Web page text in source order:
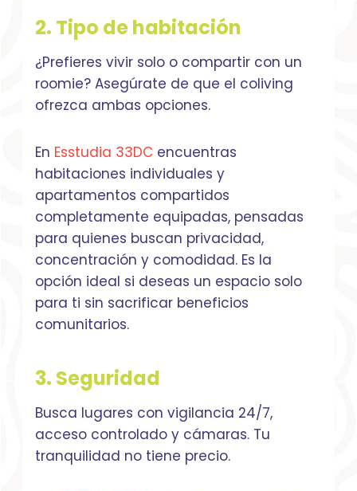
2. Tipo de habitación
¿Prefieres vivir solo o compartir con un
roomie? Asegúrate de que el coliving
ofrezca ambas opciones.
En Esstudia 33DC encuentras
habitaciones individuales y
apartamentos compartidos
completamente equipadas, pensadas
para quienes buscan privacidad,
concentración y comodidad. Es la
opción ideal si deseas un espacio solo
para ti sin sacrificar beneficios
comunitarios.
3. Seguridad
Busca lugares con vigilancia 24/7,
acceso controlado y cámaras. Tu
tranquilidad no tiene precio.